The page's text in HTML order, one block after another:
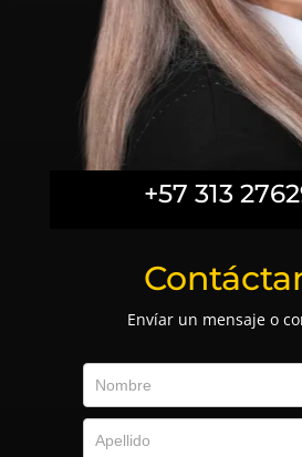
+57 313
Envíar un mensaje o